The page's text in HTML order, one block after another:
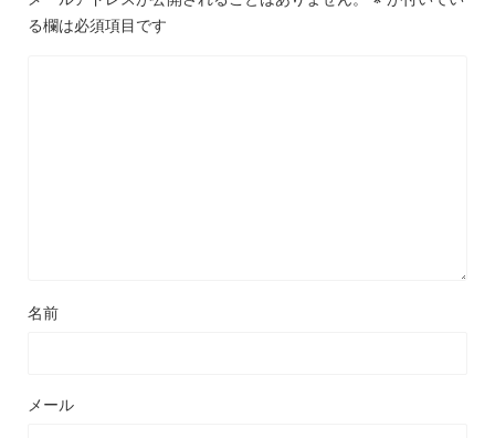
る欄は必須項目です
名前
メール